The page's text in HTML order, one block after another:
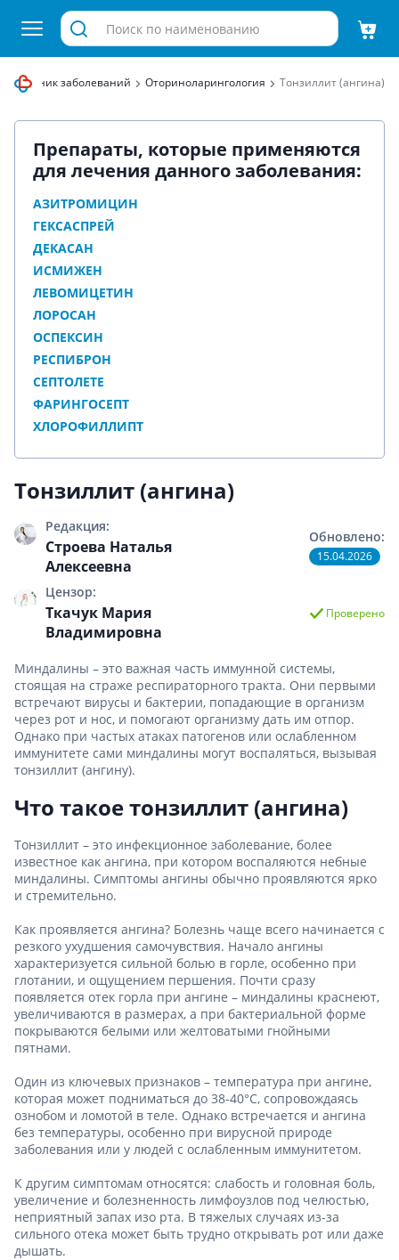
заболеваний Оториноларингология Тонзиллит (ангина)
Препараты, которые применяются
для лечения данного заболевания:
АЗИТРОМИЦИН
ГЕКСАСПРЕЙ
ДЕКАСАН
ИСМИЖЕН
ЛЕВОМИЦЕТИН
ЛОРОСАН
ОСПЕКСИН
РЕСПИБРОН
СЕПТОЛЕТЕ
ФАРИНГОСЕПТ
ХЛОРОФИЛЛИПТ
Тонзиллит (ангина)
Редакция:
Строева Наталья
Алексеевна
Цензор:
Ткачук Мария
Владимировна
Обновлено:
15.04.2026
Проверено
Миндалины – это важная часть иммунной системы,
стоящая на страже респираторного тракта. Они первыми
встречают вирусы и бактерии, попадающие в организм
через рот и нос, и помогают организму дать им отпор.
Однако при частых атаках патогенов или ослабленном
иммунитете сами миндалины могут воспаляться, вызывая
тонзиллит (ангину).
Что такое тонзиллит (ангина)
Тонзиллит – это инфекционное заболевание, более
известное как ангина, при котором воспаляются небные
миндалины. Симптомы ангины обычно проявляются ярко
и стремительно.
Как проявляется ангина? Болезнь чаще всего начинается с
резкого ухудшения самочувствия. Начало ангины
характеризуется сильной болью в горле, особенно при
глотании, и ощущением першения. Почти сразу
появляется отек горла при ангине – миндалины краснеют,
увеличиваются в размерах, а при бактериальной форме
покрываются белыми или желтоватыми гнойными
пятнами.
Один из ключевых признаков – температура при ангине,
которая может подниматься до 38-40°C, сопровождаясь
ознобом и ломотой в теле. Однако встречается и ангина
без температуры, особенно при вирусной природе
заболевания или у людей с ослабленным иммунитетом.
К другим симптомам относятся: слабость и головная боль,
увеличение и болезненность лимфоузлов под челюстью,
неприятный запах изо рта. В тяжелых случаях из-за
сильного отека может быть трудно открывать рот или даже
дышать.